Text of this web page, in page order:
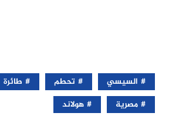
السيسي تحطم طائرة
مصرية
هولاند